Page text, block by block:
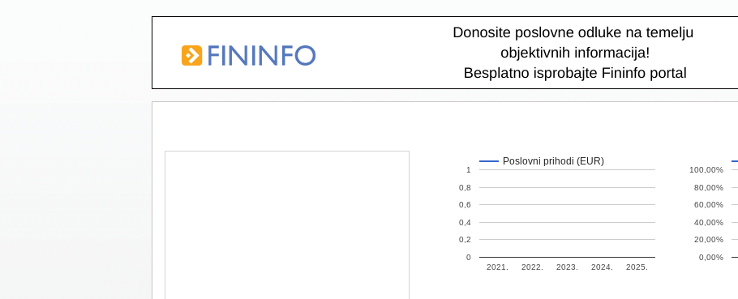
Poslovni prihodi (EUR)
2021. 2022. 2023. 2024. 2025.
0
0,2
0,4
0,6
0,8
1
0,00%
20,00%
40,00%
60,00%
80,00%
100,00%